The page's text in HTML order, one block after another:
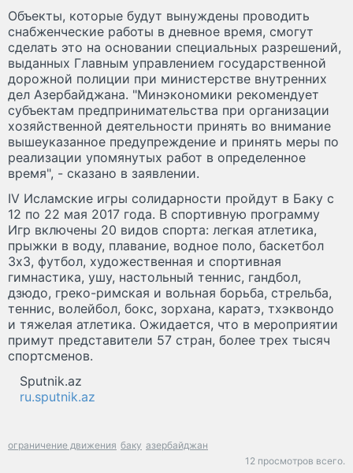
Объекты, которые будут вынуждены проводить
снабженческие работы в дневное время, смогут
сделать это на основании специальных разрешений,
выданных Главным управлением государственной
дорожной полиции при министерстве внутренних
дел Азербайджана. "Минэкономики рекомендует
субъектам предпринимательства при организации
хозяйственной деятельности принять во внимание
вышеуказанное предупреждение и принять меры по
реализации упомянутых работ в определенное
время", - сказано в заявлении.
IV Исламские игры солидарности пройдут в Баку с
12 по 22 мая 2017 года. В спортивную программу
Игр включены 20 видов спорта: легкая атлетика,
прыжки в воду, плавание, водное поло, баскетбол
3х3, футбол, художественная и спортивная
гимнастика, ушу, настольный теннис, гандбол,
дзюдо, греко-римская и вольная борьба, стрельба,
теннис, волейбол, бокс, зорхана, каратэ, тхэквондо
и тяжелая атлетика. Ожидается, что в мероприятии
примут представители 57 стран, более трех тысяч
спортсменов.
Sputnik.az
ru.sputnik.az
ограничение движения баку азербайджан
12 просмотров всего.